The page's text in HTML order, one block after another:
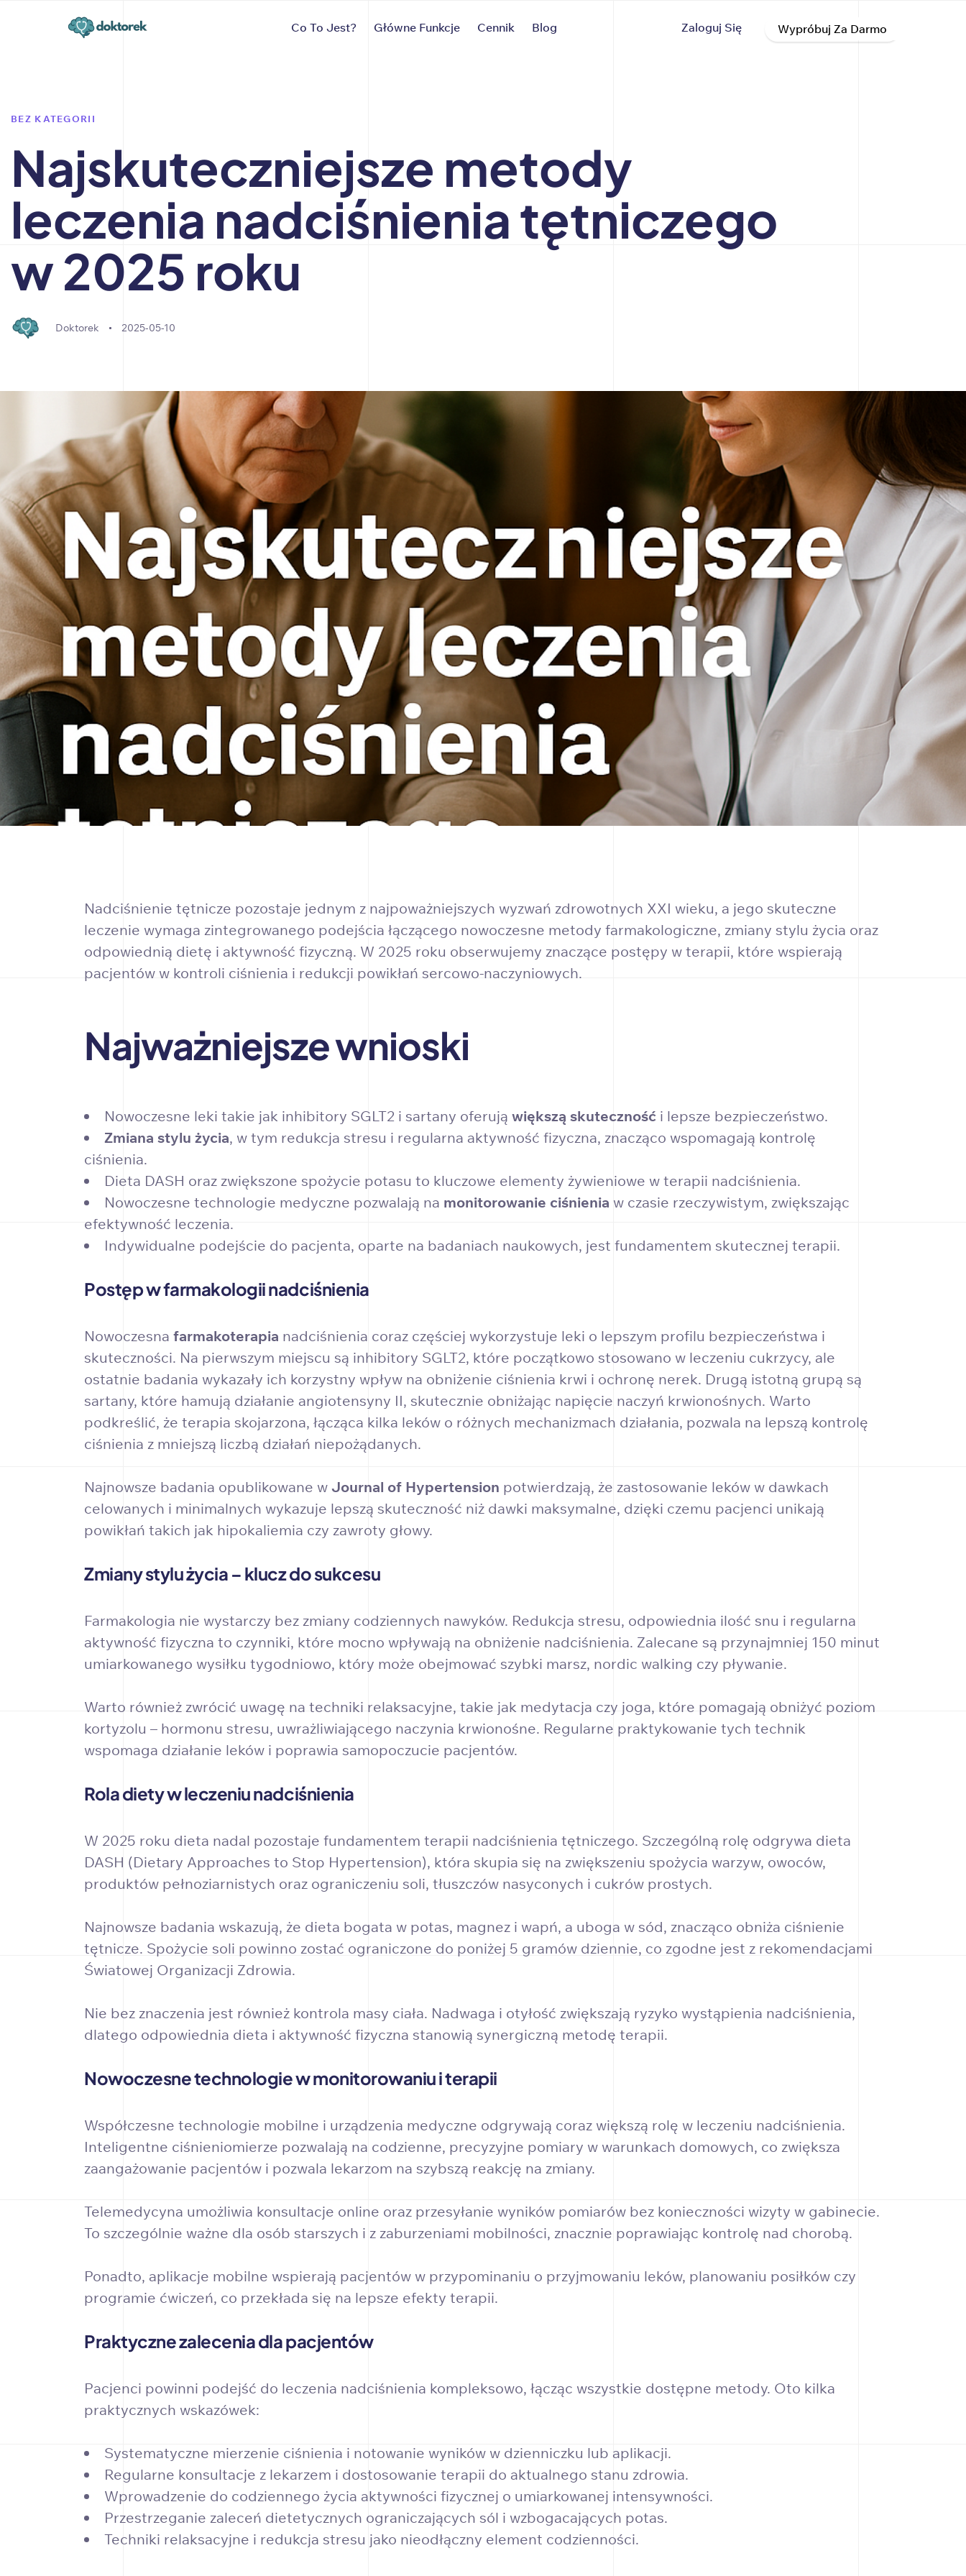
Co To Jest? Główne Funkcje Cennik Blog Zaloguj Się Wypróbuj Za Darmo
BEZ KATEGORII
Najskuteczniejsze metody
leczenia nadciśnienia tętniczego
w 2025 roku
Doktorek 2025-05-10
Nadciśnienie tętnicze pozostaje jednym z najpoważniejszych wyzwań zdrowotnych XXI wieku, a jego skuteczne
leczenie wymaga zintegrowanego podejścia łączącego nowoczesne metody farmakologiczne, zmiany stylu życia oraz
odpowiednią dietę i aktywność fizyczną. W 2025 roku obserwujemy znaczące postępy w terapii, które wspierają
pacjentów w kontroli ciśnienia i redukcji powikłań sercowo-naczyniowych.
Najważniejsze wnioski
Nowoczesne leki takie jak inhibitory SGLT2 i sartany oferują większą skuteczność i lepsze bezpieczeństwo.
Zmiana stylu życia, w tym redukcja stresu i regularna aktywność fizyczna, znacząco wspomagają kontrolę
ciśnienia.
Dieta DASH oraz zwiększone spożycie potasu to kluczowe elementy żywieniowe w terapii nadciśnienia.
Nowoczesne technologie medyczne pozwalają na monitorowanie ciśnienia w czasie rzeczywistym, zwiększając
efektywność leczenia.
Indywidualne podejście do pacjenta, oparte na badaniach naukowych, jest fundamentem skutecznej terapii.
Postęp w farmakologii nadciśnienia
Nowoczesna farmakoterapia nadciśnienia coraz częściej wykorzystuje leki o lepszym profilu bezpieczeństwa i
skuteczności. Na pierwszym miejscu są inhibitory SGLT2, które początkowo stosowano w leczeniu cukrzycy, ale
ostatnie badania wykazały ich korzystny wpływ na obniżenie ciśnienia krwi i ochronę nerek. Drugą istotną grupą są
sartany, które hamują działanie angiotensyny II, skutecznie obniżając napięcie naczyń krwionośnych. Warto
podkreślić, że terapia skojarzona, łącząca kilka leków o różnych mechanizmach działania, pozwala na lepszą kontrolę
ciśnienia z mniejszą liczbą działań niepożądanych.
Najnowsze badania opublikowane w Journal of Hypertension potwierdzają, że zastosowanie leków w dawkach
celowanych i minimalnych wykazuje lepszą skuteczność niż dawki maksymalne, dzięki czemu pacjenci unikają
powikłań takich jak hipokaliemia czy zawroty głowy.
Zmiany stylu życia – klucz do sukcesu
Farmakologia nie wystarczy bez zmiany codziennych nawyków. Redukcja stresu, odpowiednia ilość snu i regularna
aktywność fizyczna to czynniki, które mocno wpływają na obniżenie nadciśnienia. Zalecane są przynajmniej 150 minut
umiarkowanego wysiłku tygodniowo, który może obejmować szybki marsz, nordic walking czy pływanie.
Warto również zwrócić uwagę na techniki relaksacyjne, takie jak medytacja czy joga, które pomagają obniżyć poziom
kortyzolu – hormonu stresu, uwrażliwiającego naczynia krwionośne. Regularne praktykowanie tych technik
wspomaga działanie leków i poprawia samopoczucie pacjentów.
Rola diety w leczeniu nadciśnienia
W 2025 roku dieta nadal pozostaje fundamentem terapii nadciśnienia tętniczego. Szczególną rolę odgrywa dieta
DASH (Dietary Approaches to Stop Hypertension), która skupia się na zwiększeniu spożycia warzyw, owoców,
produktów pełnoziarnistych oraz ograniczeniu soli, tłuszczów nasyconych i cukrów prostych.
Najnowsze badania wskazują, że dieta bogata w potas, magnez i wapń, a uboga w sód, znacząco obniża ciśnienie
tętnicze. Spożycie soli powinno zostać ograniczone do poniżej 5 gramów dziennie, co zgodne jest z rekomendacjami
Światowej Organizacji Zdrowia.
Nie bez znaczenia jest również kontrola masy ciała. Nadwaga i otyłość zwiększają ryzyko wystąpienia nadciśnienia,
dlatego odpowiednia dieta i aktywność fizyczna stanowią synergiczną metodę terapii.
Nowoczesne technologie w monitorowaniu i terapii
Współczesne technologie mobilne i urządzenia medyczne odgrywają coraz większą rolę w leczeniu nadciśnienia.
Inteligentne ciśnieniomierze pozwalają na codzienne, precyzyjne pomiary w warunkach domowych, co zwiększa
zaangażowanie pacjentów i pozwala lekarzom na szybszą reakcję na zmiany.
Telemedycyna umożliwia konsultacje online oraz przesyłanie wyników pomiarów bez konieczności wizyty w gabinecie.
To szczególnie ważne dla osób starszych i z zaburzeniami mobilności, znacznie poprawiając kontrolę nad chorobą.
Ponadto, aplikacje mobilne wspierają pacjentów w przypominaniu o przyjmowaniu leków, planowaniu posiłków czy
programie ćwiczeń, co przekłada się na lepsze efekty terapii.
Praktyczne zalecenia dla pacjentów
Pacjenci powinni podejść do leczenia nadciśnienia kompleksowo, łącząc wszystkie dostępne metody. Oto kilka
praktycznych wskazówek:
Systematyczne mierzenie ciśnienia i notowanie wyników w dzienniczku lub aplikacji.
Regularne konsultacje z lekarzem i dostosowanie terapii do aktualnego stanu zdrowia.
Wprowadzenie do codziennego życia aktywności fizycznej o umiarkowanej intensywności.
Przestrzeganie zaleceń dietetycznych ograniczających sól i wzbogacających potas.
Techniki relaksacyjne i redukcja stresu jako nieodłączny element codzienności.